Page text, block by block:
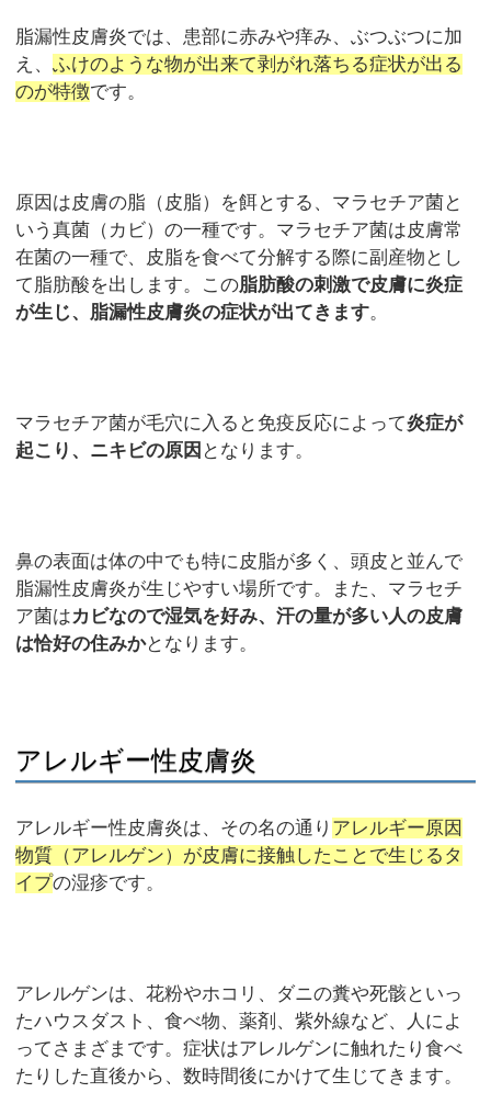
脂漏性皮膚炎では、患部に赤みや痒み、ぶつぶつに加
え、ふけのような物が出来て剥がれ落ちる症状が出る
のが特徴です。
原因は皮膚の脂（皮脂）を餌とする、マラセチア菌と
いう真菌（カビ）の一種です。マラセチア菌は皮膚常
在菌の一種で、皮脂を食べて分解する際に副産物とし
て脂肪酸を出します。この脂肪酸の刺激で皮膚に炎症
が生じ、脂漏性皮膚炎の症状が出てきます。
マラセチア菌が毛穴に入ると免疫反応によって炎症が
起こり、ニキビの原因 となります。
鼻の表面は体の中でも特に皮脂が多く、頭皮と並んで
脂漏性皮膚炎が生じやすい場所です。また、マラセチ
ア菌はカビなので湿気を好み、汗の量が多い人の皮膚
は恰好の住みかとなります。
アレルギー性皮膚炎
アレルギー性皮膚炎は、その名の通り アレルギー原因
物質（アレルゲン）が皮膚に接触したことで生じるタ
イプの湿疹です。
アレルゲンは、花粉やホコリ、ダニの糞や死骸といっ
たハウスダスト、食べ物、薬剤、紫外線など、人によ
ってさまざまです。症状はアレルゲンに触れたり食べ
たりした直後から、数時間後にかけて生じてきます。